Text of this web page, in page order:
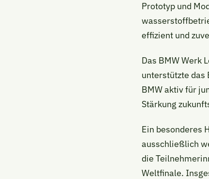
Prototyp und
effizient und
Das BMW Werk
unterstützte das
BMW aktiv für
Stärkung
Ein besonderes
ausschließlich
die
Weltfinale.